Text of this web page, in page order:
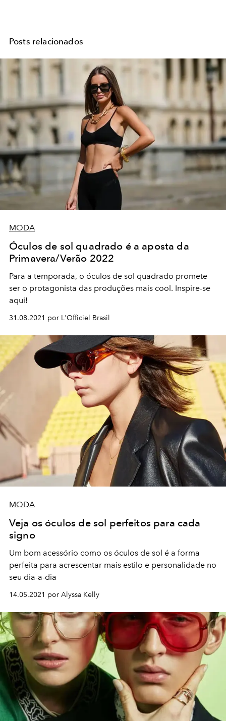
Posts relacionados
MODA
Óculos de sol quadrado é a aposta da
Primavera/Verão 2022
Para a temporada, o óculos de sol quadrado promete
ser o protagonista das produções mais cool. Inspire-se
aqui!
31.08.2021 por L'Officiel Brasil
MODA
Veja os óculos de sol perfeitos para cada
signo
Um bom acessório como os óculos de sol é a forma
perfeita para acrescentar mais estilo e personalidade no
seu dia-a-dia
14.05.2021 por Alyssa Kelly